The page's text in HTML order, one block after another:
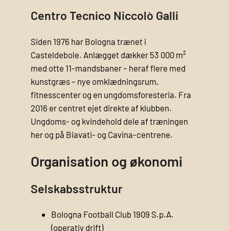
Centro Tecnico Niccolò Galli
Siden 1976 har Bologna trænet i
Casteldebole. Anlægget dækker 53 000 m²
med otte 11-mands­baner – heraf flere med
kunstgræs – nye omklædningsrum,
fitnesscenter og en ungdoms­foresteria. Fra
2016 er centret ejet direkte af klubben.
Ungdoms- og kvindehold dele af træningen
her og på Biavati- og Cavina-centrene.
Organisation og økonomi
Selskabsstruktur
Bologna Football Club 1909 S.p.A.
(operativ drift)